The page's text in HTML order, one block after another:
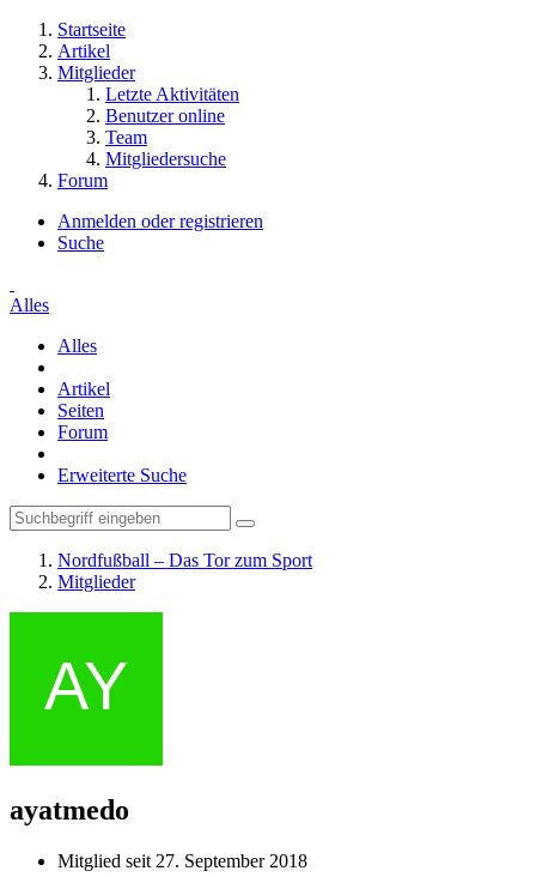
Startseite
Artikel
Mitglieder
Letzte Aktivitäten
Benutzer online
Team
Mitgliedersuche
Forum
Anmelden oder registrieren
Suche
Alles
Alles
Artikel
Seiten
Forum
Erweiterte Suche
Nordfußball – Das Tor zum Sport
Mitglieder
ayatmedo
Mitglied seit 27. September 2018